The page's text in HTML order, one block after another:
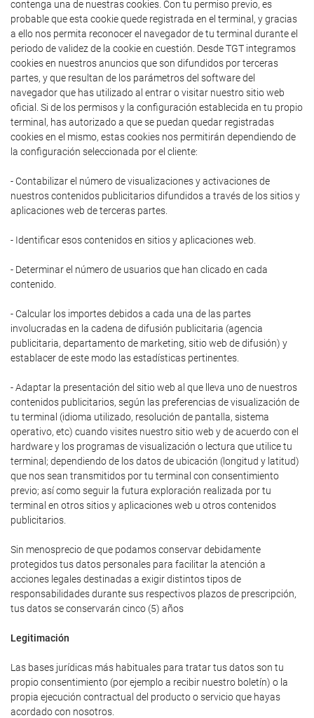
contenga una de nuestras cookies. Con tu permiso previo, es
probable que esta cookie quede registrada en el terminal, y gracias
a ello nos permita reconocer el navegador de tu terminal durante el
periodo de validez de la cookie en cuestión. Desde TGT integramos
cookies en nuestros anuncios que son difundidos por terceras
partes, y que resultan de los parámetros del software del
navegador que has utilizado al entrar o visitar nuestro sitio web
oficial. Si de los permisos y la configuración establecida en tu propio
terminal, has autorizado a que se puedan quedar registradas
cookies en el mismo, estas cookies nos permitirán dependiendo de
la configuración seleccionada por el cliente:
- Contabilizar el número de visualizaciones y activaciones de
nuestros contenidos publicitarios difundidos a través de los sitios y
aplicaciones web de terceras partes.
- Identificar esos contenidos en sitios y aplicaciones web.
- Determinar el número de usuarios que han clicado en cada
contenido.
- Calcular los importes debidos a cada una de las partes
involucradas en la cadena de difusión publicitaria (agencia
publicitaria, departamento de marketing, sitio web de difusión) y
establacer de este modo las estadísticas pertinentes.
- Adaptar la presentación del sitio web al que lleva uno de nuestros
contenidos publicitarios, según las preferencias de visualización de
tu terminal (idioma utilizado, resolución de pantalla, sistema
operativo, etc) cuando visites nuestro sitio web y de acuerdo con el
hardware y los programas de visualización o lectura que utilice tu
terminal; dependiendo de los datos de ubicación (longitud y latitud)
que nos sean transmitidos por tu terminal con consentimiento
previo; así como seguir la futura exploración realizada por tu
terminal en otros sitios y aplicaciones web u otros contenidos
publicitarios.
Sin menosprecio de que podamos conservar debidamente
protegidos tus datos personales para facilitar la atención a
acciones legales destinadas a exigir distintos tipos de
responsabilidades durante sus respectivos plazos de prescripción,
tus datos se conservarán cinco (5) años
Legitimación
Las bases jurídicas más habituales para tratar tus datos son tu
propio consentimiento (por ejemplo a recibir nuestro boletín) o la
propia ejecución contractual del producto o servicio que hayas
acordado con nosotros.